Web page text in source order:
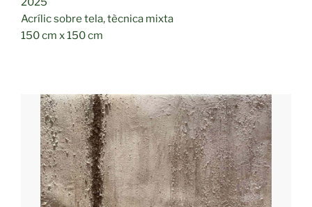
Acrílic sobre tela, tècnica mixta
150 cm x 150 cm